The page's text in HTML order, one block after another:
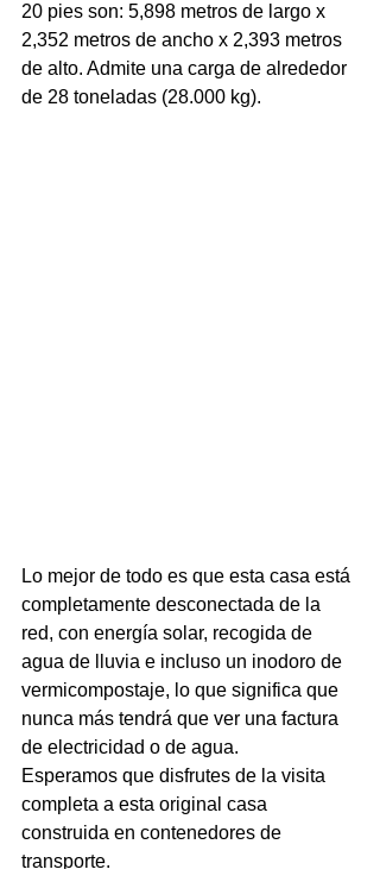
20 pies son: 5,898 metros de largo x
2,352 metros de ancho x 2,393 metros
de alto. Admite una carga de alrededor
de 28 toneladas (28.000 kg).
Lo mejor de todo es que esta casa está
completamente desconectada de la
red, con energía solar, recogida de
agua de lluvia e incluso un inodoro de
vermicompostaje, lo que significa que
nunca más tendrá que ver una factura
de electricidad o de agua.
Esperamos que disfrutes de la visita
completa a esta original casa
construida en contenedores de
transporte.